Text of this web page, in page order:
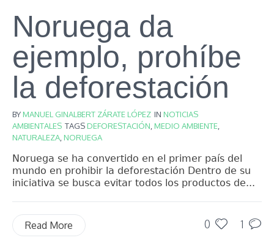
Noruega da
ejemplo, prohíbe
la deforestación
BYMANUEL GINALBERT ZÁRATE LÓPEZ IN NOTICIAS
AMBIENTALES TAGSDEFORESTACIÓN MEDIO AMBIENTE
NATURALEZA NORUEGA
Noruega se ha convertido en el primer país del
mundo en prohibir la deforestación Dentro de su
iniciativa se busca evitar todos los productos de...
0 1
Read More